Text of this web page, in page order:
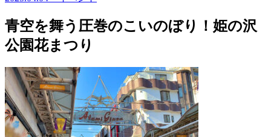
青空を舞う圧巻のこいのぼり！姫の沢
公園花まつり